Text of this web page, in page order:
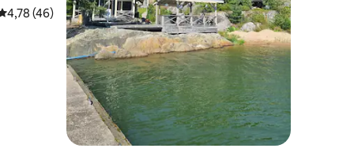
arvio 4,78/5, 46 arvostelua
4,78 (46)